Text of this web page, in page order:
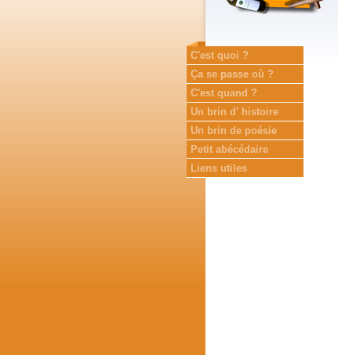
C'est quoi ?
Ça se passe où ?
C'est quand ?
Un brin d' histoire
Un brin de poésie
Petit abécédaire
Liens utiles